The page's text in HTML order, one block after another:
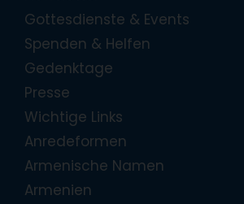
Gottesdienste & Events
Spenden & Helfen
Gedenktage
Presse
Wichtige Links
Anredeformen
Armenische Namen
Armenien